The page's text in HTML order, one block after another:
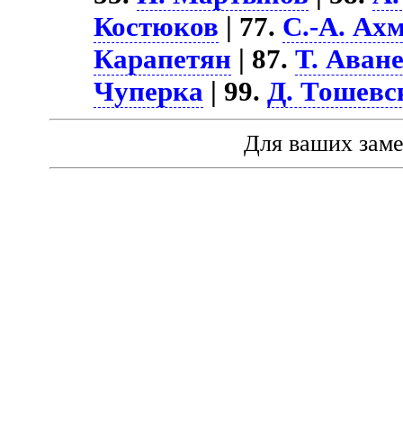
Костюков | 77. С.-А.
Карапетян | 87.Т.
Чуперка | 99.Д.
Для ваших